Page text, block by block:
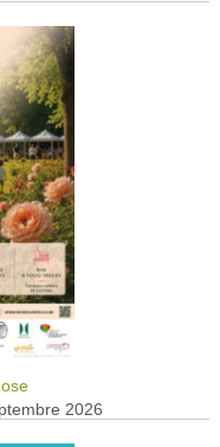
2026